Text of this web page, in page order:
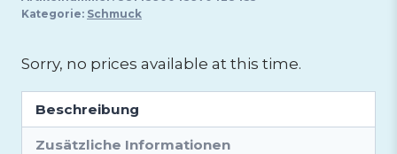
Kategorie: Schmuck
Sorry, no prices available at this time.
Beschreibung
Zusätzliche Informationen